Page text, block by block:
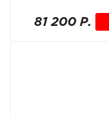
81 200 Р.